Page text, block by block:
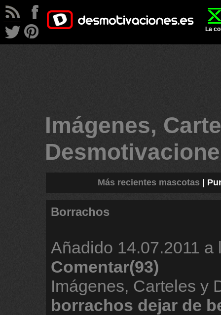
La
Imágenes,
Más recientes mascotas
Borrachos
Añadido 14.07.2011 a
Comentar(93)
Imágenes, Carteles y
borrachos dejar de